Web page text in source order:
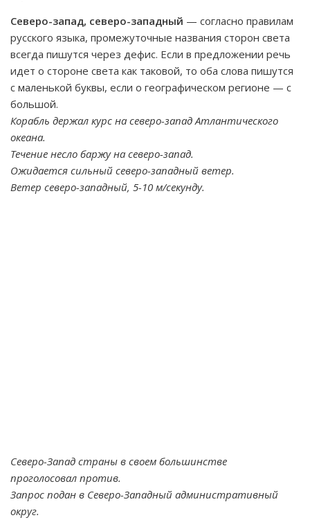
Северо-запад, северо-западный — согласно правилам
русского языка, промежуточные названия сторон света
всегда пишутся через дефис. Если в предложении речь
идет о стороне света как таковой, то оба слова пишутся
с маленькой буквы, если о географическом регионе — с
большой.
Корабль держал курс на северо-запад Атлантического
океана.
Течение несло баржу на северо-запад.
Ожидается сильный северо-западный ветер.
Ветер северо-западный, 5-10 м/секунду.
Северо-Запад страны в своем большинстве
проголосовал против.
Запрос подан в Северо-Западный административный
округ.